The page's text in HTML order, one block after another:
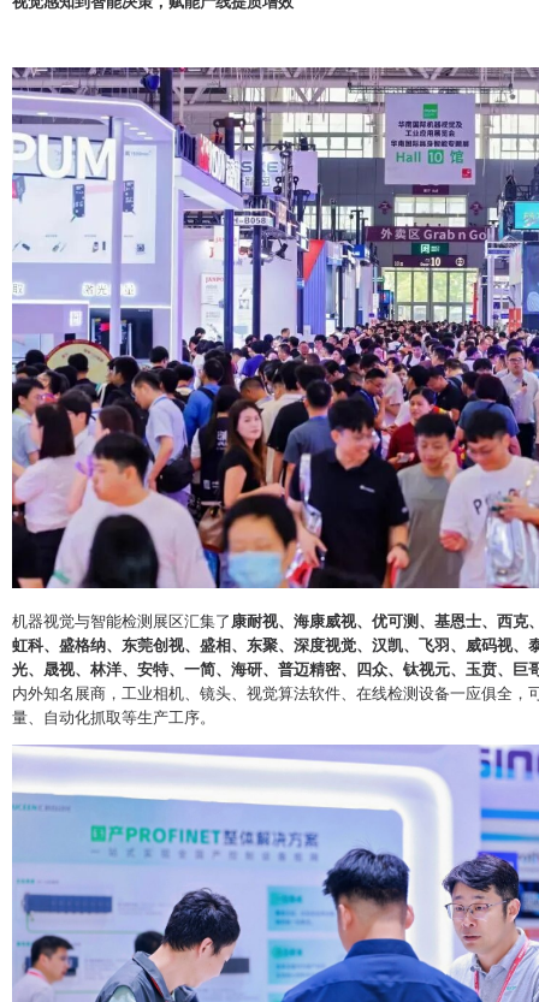
机器视觉与智能检测展区汇集了 康耐视、海康威视、优可测、基恩士、西克
虹科、盛格纳、东莞创视、盛相、东聚、深度视觉、汉凯、飞羽、威码视、
光、晟视、林洋、安特、一简、海研、普迈精密、四众、钛视元、玉贲、巨
内外知名展商，工业相机、镜头、视觉算法软件、在线检测设备一应俱全，
量、自动化抓取等生产工序。